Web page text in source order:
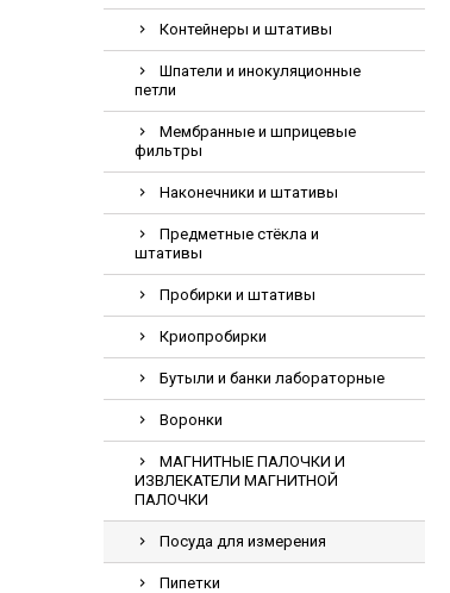
ПЦР
Контейнеры и штативы
Шпатели и инокуляционные
петли
Мембранные и шприцевые
фильтры
Наконечники и штативы
Предметные стёкла и
штативы
Пробирки и штативы
Криопробирки
Бутыли и банки лабораторные
Воронки
МАГНИТНЫЕ ПАЛОЧКИ И
ИЗВЛЕКАТЕЛИ МАГНИТНОЙ
ПАЛОЧКИ
Посуда для измерения
Пипетки